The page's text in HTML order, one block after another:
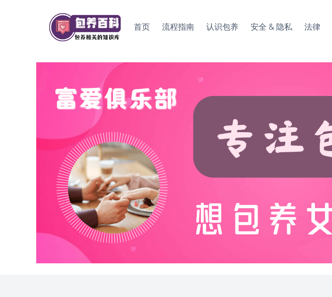
首页 流程指南 认识包养 安全 & 隐私 法律